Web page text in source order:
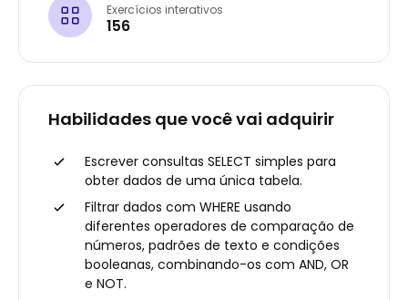
Exercícios interativos
156
Habilidades que você vai adquirir
Escrever consultas SELECT simples para
obter dados de uma única tabela.
Filtrar dados com WHERE usando
diferentes operadores de comparação de
números, padrões de texto e condições
booleanas, combinando-os com AND, OR
e NOT.